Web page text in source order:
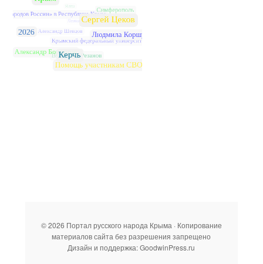
© 2026 Портал русского народа Крыма · Копирование
материалов сайта без разрешения запрещено
Дизайн и поддержка: GoodwinPress.ru